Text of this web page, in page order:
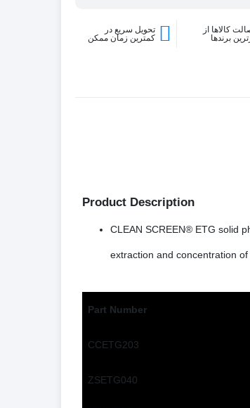
کالاها از
برندها
تحویل سریع در
کمترین زمان ممکن
Product Description
CLEAN SCREEN® ETG solid
extraction and concentration
Part Number
CCETG203
ZSETG040